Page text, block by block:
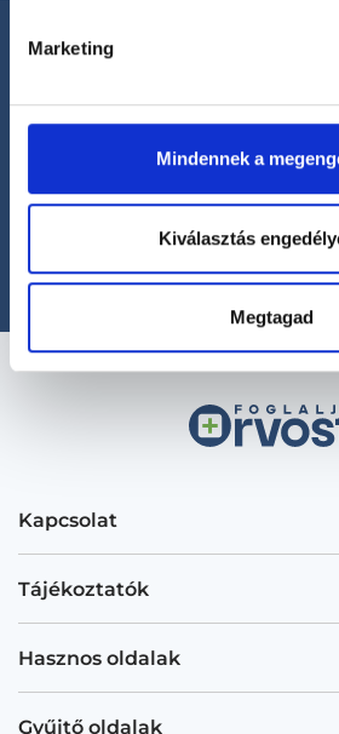
Marketing
Mindennek a
Kiválasztás
Megtagad
+36 1 700-
Kapcsolat
Tájékoztatók
Hasznos oldalak
Gyűjtő oldalak